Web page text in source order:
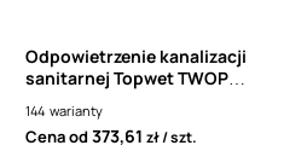
Odpowietrzenie kanalizacji
sanitarnej Topwet TWOP
144 warianty
Cena od373,61 zł szt.